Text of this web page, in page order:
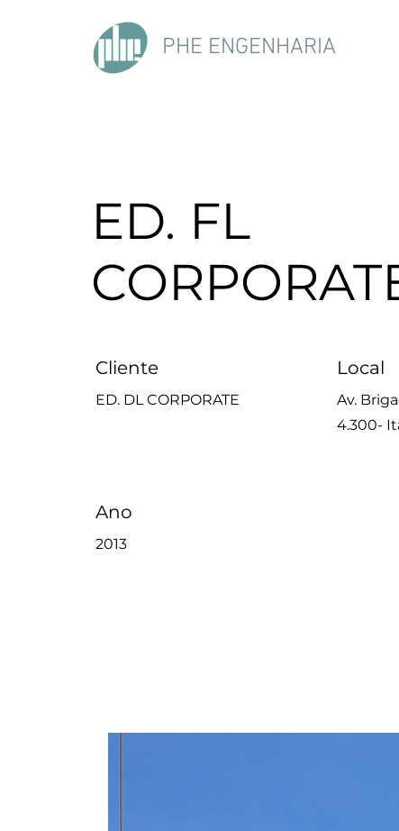
PHE ENGENHARIA
ED. FL
Cliente
ED. DL CORPORATE
Local
Av.
4.300-
Ano
2013